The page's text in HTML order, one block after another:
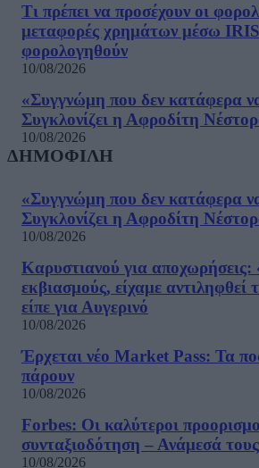
Τι πρέπει να προσέχουν οι
μεταφορές χρημάτων μέσω
φορολογηθούν
10/08/2026
«Συγγνώμη που δεν κατάφερα
Συγκλονίζει η Αφροδίτη
10/08/2026
ΔΗΜΟΦΙΛΗ
«Συγγνώμη που δεν κατάφερα
Συγκλονίζει η Αφροδίτη
10/08/2026
Καρυστιανού για αποχωρήσεις:
εκβιασμούς, είχαμε
είπε για Αυγερινό
10/08/2026
Έρχεται νέο Market Pass: Τα
πάρουν
10/08/2026
Forbes: Οι καλύτεροι
συνταξιοδότηση – Ανάμεσά τους
10/08/2026